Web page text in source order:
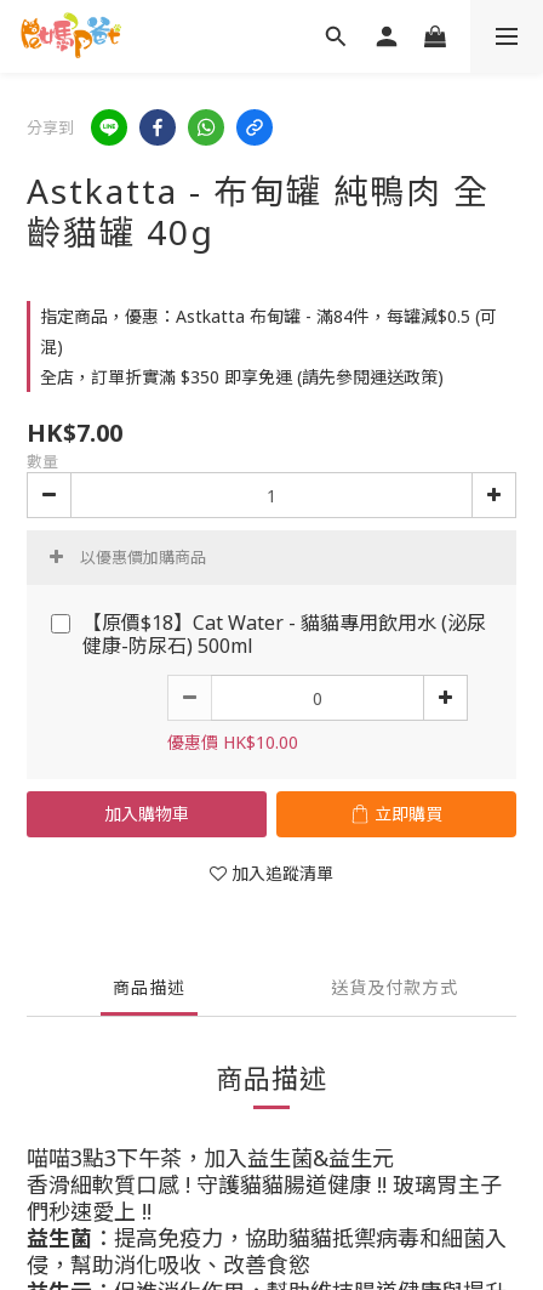
分享到
Astkatta - 布甸罐 純鴨肉 全
齡貓罐 40g
指定商品，優惠：Astkatta 布甸罐 - 滿84件，每罐減$0.5 (可
混)
全店，訂單折實滿 $350 即享免運 (請先參閱運送政策)
HK$7.00
數量
以優惠價加購商品
【原價$18】Cat Water - 貓貓專用飲用水 (泌尿
健康-防尿石) 500ml
優惠價 HK$10.00
加入購物車 立即購買
加入追蹤清單
商品描述 送貨及付款方式
商品描述
喵喵3點3下午茶，加入益生菌&益生元
香滑細軟質口感 ! 守護貓貓腸道健康 !! 玻璃胃主子
們秒速愛上 !!
益生菌 ：提高免疫力，協助貓貓抵禦病毒和細菌入
侵，幫助消化吸收、改善食慾